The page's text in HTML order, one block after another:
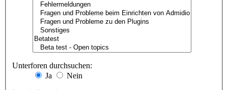
Unterforen durchsuchen:
Ja
Nein